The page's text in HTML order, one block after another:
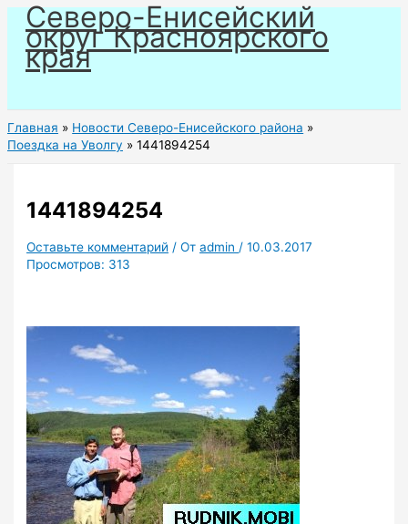
Перейти
содержимому
Северо-Енисейский
округ Красноярского
края
Главная
Новости Северо-Енисейского района
Поездка на Уволгу
1441894254
1441894254
Оставьте комментарий / Отadmin /10.03.2017
Просмотров: 313